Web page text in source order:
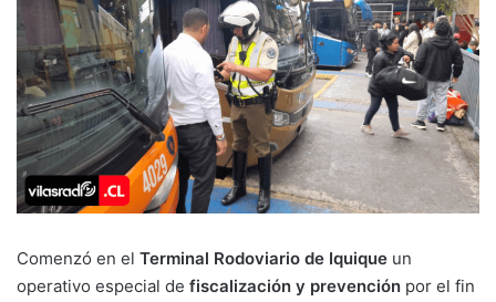
Comenzó en el Terminal Rodoviario de Iquique un
operativo especial de fiscalización y prevención por el fin